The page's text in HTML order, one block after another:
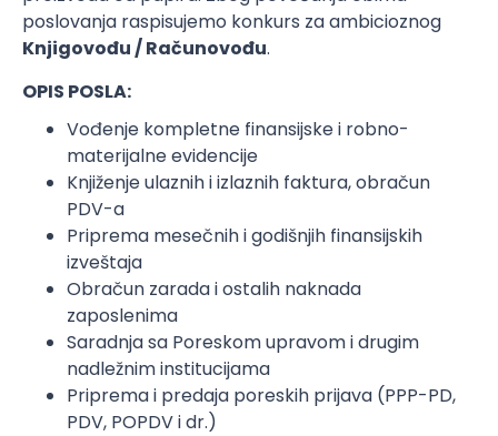
poslovanja raspisujemo konkurs za ambicioznog
Knjigovođu / Računovođu.
OPIS POSLA:
Vođenje kompletne finansijske i robno-
materijalne evidencije
Knjiženje ulaznih i izlaznih faktura, obračun
PDV-a
Priprema mesečnih i godišnjih finansijskih
izveštaja
Obračun zarada i ostalih naknada
zaposlenima
Saradnja sa Poreskom upravom i drugim
nadležnim institucijama
Priprema i predaja poreskih prijava (PPP-PD,
PDV, POPDV i dr.)